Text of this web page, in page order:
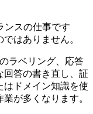
ンスの仕事です
はありません。
ラベリング、応答
回答の書き直し、証
はドメイン知識を使
が多くなります。